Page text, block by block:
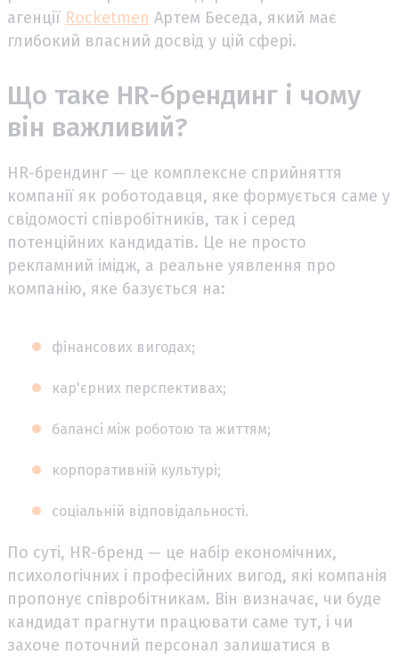
агенції Rocketmen Артем Беседа, який має
глибокий власний досвід у цій сфері.
Що таке HR-брендинг і чому
він важливий?
HR-брендинг — це комплексне сприйняття
компанії як роботодавця, яке формується саме у
свідомості співробітників, так і серед
потенційних кандидатів. Це не просто
рекламний імідж, а реальне уявлення про
компанію, яке базується на:
фінансових вигодах;
кар'єрних перспективах;
балансі між роботою та життям;
корпоративній культурі;
соціальній відповідальності.
По суті, HR-бренд — це набір економічних,
психологічних і професійних вигод, які компанія
пропонує співробітникам. Він визначає, чи буде
кандидат прагнути працювати саме тут, і чи
захоче поточний персонал залишатися в